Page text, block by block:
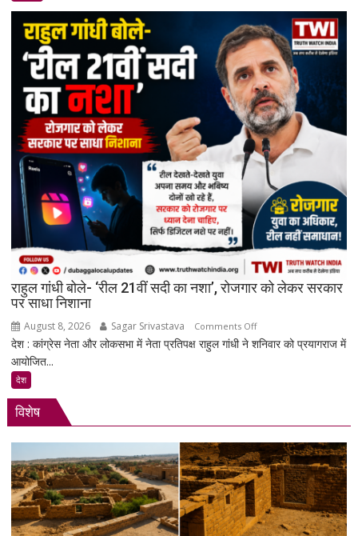
की
कानूनी
सुरक्षा
वापस
ले
सकती
है
सरकार:
रिकमेंडेशन
सिस्टम
और
पेड
प्रमोशन
से
जवाब
राहुल गांधी बोले- ‘रील 21वीं सदी का नशा’, रोजगार को लेकर सरकार
पर साधा निशाना
August 8, 2026 Sagar Srivastava Comments Offon
राहुल
सदी
का
नशा’,
रोजगार
को
लेकर
देश : कांग्रेस नेता और लोकसभा में नेता प्रतिपक्ष राहुल गांधी ने शनिवार को प्रयागराज में
आयोजित...
देश
विशेष